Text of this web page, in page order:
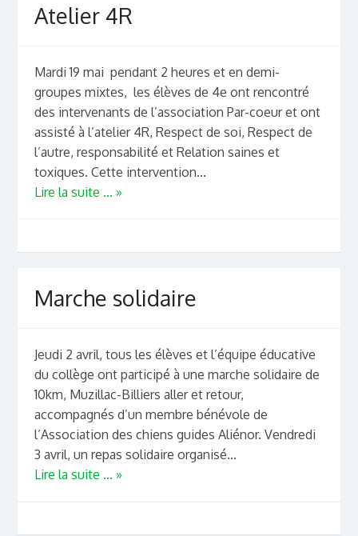
Atelier 4R
Mardi 19 mai pendant 2 heures et en demi-
groupes mixtes, les élèves de 4e ont rencontré
des intervenants de l’association Par-coeur et ont
assisté à l’atelier 4R, Respect de soi, Respect de
l’autre, responsabilité et Relation saines et
toxiques. Cette intervention...
Lire la suite ... »
Marche solidaire
Jeudi 2 avril, tous les élèves et l’équipe éducative
du collège ont participé à une marche solidaire de
10km, Muzillac-Billiers aller et retour,
accompagnés d’un membre bénévole de
l’Association des chiens guides Aliénor. Vendredi
3 avril, un repas solidaire organisé...
Lire la suite ... »